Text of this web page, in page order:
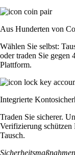
Aus Hunderten von
Wählen Sie selbst:
oder traden Sie gegen
Plattform.
Integrierte
Traden Sie sicherer.
Verifizierung
Tausch.